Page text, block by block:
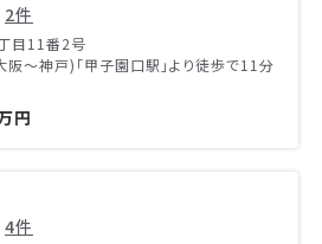
2件
目11番2号
～神戸)「甲子園口駅」より徒歩で11分
円
4件